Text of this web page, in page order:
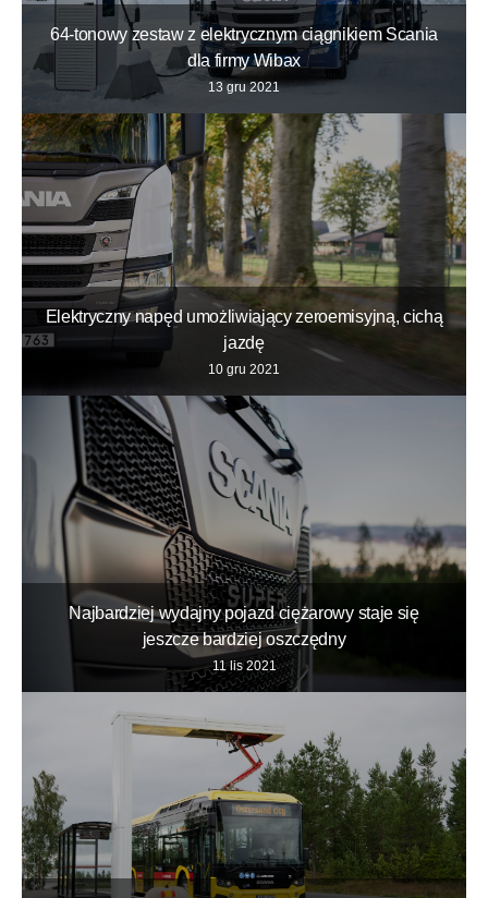
64-tonowy zestaw z elektrycznym ciągnikiem Scania
dla firmy Wibax
13 gru 2021
Elektryczny napęd umożliwiający zeroemisyjną, cichą
jazdę
10 gru 2021
Najbardziej wydajny pojazd ciężarowy staje się
jeszcze bardziej oszczędny
11 lis 2021